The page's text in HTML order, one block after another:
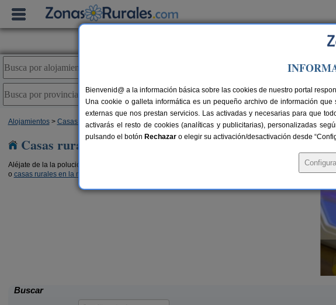
Alojamientos> Casas rurales en el campo >Castilla y León> León
Casas rurales en el campo en León
Aléjate de la la polución y del mundanal ruido y relájate con los beneficios que disfrutar de unacasa
o casas rurales en la montaña en León y haz una excursión por el entorno. El aire puro tiene muchos
Buscar
Bienvenid@ a la información básica sobre las cookies de nuestro portal
Una cookie o galleta informática es un pequeño archivo de información
externas que nos prestan servicios. Las activadas y necesarias para que
activarás el resto de cookies (analíticas y publicitarias), personalizadas
pulsando el botón Rechazar o elegir su activación/desactivación desde